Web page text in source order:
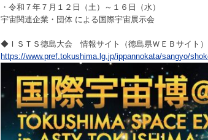
・令和７年７月１２日（土）～１６日（水）
宇宙関連企業・団体 による国際宇宙展示会
◆ＩＳＴＳ徳島大会 情報サイト（徳島県ＷＥＢサイト）
https://www.pref.tokushima.lg.jp/ippannokata/sangyo/